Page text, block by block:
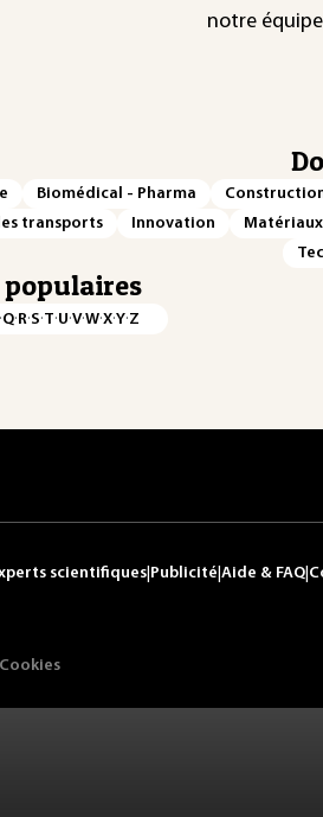
notre
Biomédical - Pharma
transports Innovation Matériaux
populaires
·Q·R·S·T·U·V·W·X·Y·Z
scientifiques Publicité Aide & FAQ
Cookies